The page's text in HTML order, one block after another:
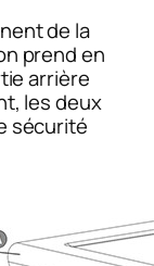
de la
prend en
arrière
les deux
sécurité